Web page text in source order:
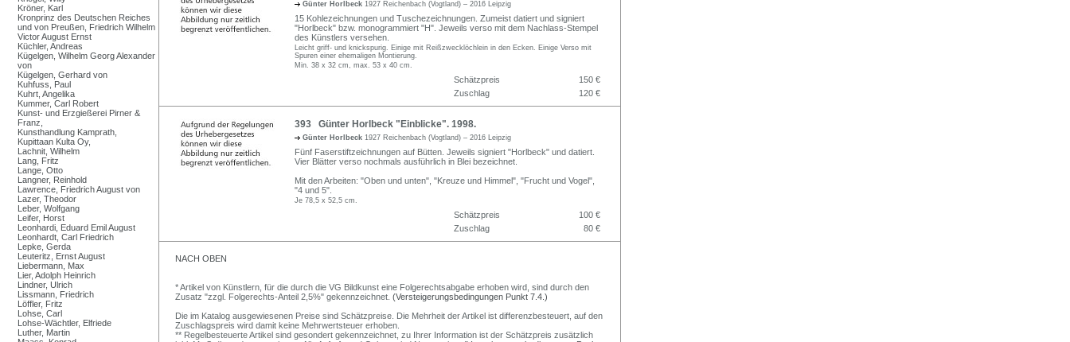
Kröner, Karl
Kronprinz des Deutschen Reiches
und von Preußen, Friedrich Wilhelm
Victor August Ernst
Küchler, Andreas
Kügelgen, Wilhelm Georg Alexander
von
Kügelgen, Gerhard von
Kuhfuss, Paul
Kuhrt, Angelika
Kummer, Carl Robert
Kunst- und Erzgießerei Pirner &
Franz,
Kunsthandlung Kamprath,
Kupittaan Kulta Oy,
Lachnit, Wilhelm
Lang, Fritz
Lange, Otto
Langner, Reinhold
Lawrence, Friedrich August von
Lazer, Theodor
Leber, Wolfgang
Leifer, Horst
Leonhardi, Eduard Emil August
Leonhardt, Carl Friedrich
Lepke, Gerda
Leuteritz, Ernst August
Liebermann, Max
Lier, Adolph Heinrich
Lindner, Ulrich
Lissmann, Friedrich
Löffler, Fritz
Lohse, Carl
Lohse-Wächtler, Elfriede
Luther, Martin
Günter Horlbeck 1927 Reichenbach (Vogtland) – 2016 Leipzig
15 Kohlezeichnungen und Tuschezeichnungen. Zumeist datiert und signiert
"Horlbeck" bzw. monogrammiert "H". Jeweils verso mit dem Nachlass-Stempel
des Künstlers versehen.
Leicht griff- und knickspurig. Einige mit Reißzwecklöchlein in den Ecken. Einige Verso mit
Spuren einer ehemaligen Montierung.
Min. 38 x 32 cm, max. 53 x 40 cm.
Schätzpreis
150 €
Zuschlag
120 €
393 Günter Horlbeck "Einblicke". 1998.
Günter Horlbeck 1927 Reichenbach (Vogtland) – 2016 Leipzig
Fünf Faserstiftzeichnungen auf Bütten. Jeweils signiert "Horlbeck" und datiert.
Vier Blätter verso nochmals ausführlich in Blei bezeichnet.
Mit den Arbeiten: "Oben und unten", "Kreuze und Himmel", "Frucht und Vogel",
"4 und 5".
Je 78,5 x 52,5 cm.
Schätzpreis
100 €
Zuschlag
80 €
NACH OBEN
* Artikel von Künstlern, für die durch die VG Bildkunst eine Folgerechtsabgabe erhoben wird, sind durch den
Zusatz "zzgl. Folgerechts-Anteil 2,5%" gekennzeichnet. (Versteigerungsbedingungen Punkt 7.4.)
Die im Katalog ausgewiesenen Preise sind Schätzpreise. Die Mehrheit der Artikel ist differenzbesteuert, auf den
Zuschlagspreis wird damit keine Mehrwertsteuer erhoben.
** Regelbesteuerte Artikel sind gesondert gekennzeichnet, zu Ihrer Information ist der Schätzpreis zusätzlich